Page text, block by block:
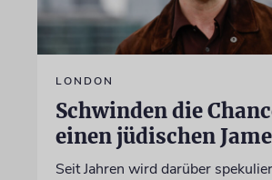
LONDON
Schwinden die
einen jüdischen
Seit Jahren wird darüber